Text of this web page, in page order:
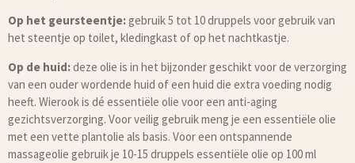
Op het geursteentje:gebruik 5 tot 10 druppels voor gebruik van
het steentje op toilet, kledingkast of op het nachtkastje.
Op de huid:deze olie is in het bijzonder geschikt voor de verzorging
van een ouder wordende huid of een huid die extra voeding nodig
heeft. Wierook is dé essentiële olie voor een anti-aging
gezichtsverzorging. Voor veilig gebruik meng je een essentiële olie
met een vette plantolie als basis. Voor een ontspannende
massageolie gebruik je 10-15 druppels essentiële olie op 100 ml